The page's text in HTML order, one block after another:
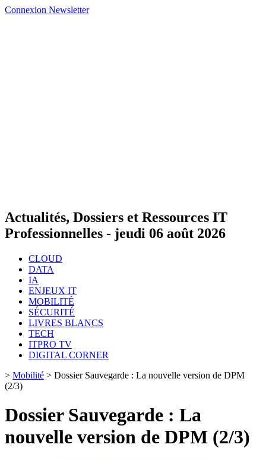
Connexion Newsletter
Actualités, Dossiers et Ressources IT
Professionnelles - jeudi 06 août 2026
CLOUD
DATA
IA
ENJEUX IT
MOBILITÉ
SÉCURITÉ
LIVRES BLANCS
TECH
ITPRO TV
DIGITAL CORNER
> Mobilité > Dossier Sauvegarde : La nouvelle version de DPM
(2/3)
Dossier Sauvegarde : La
nouvelle version de DPM (2/3)